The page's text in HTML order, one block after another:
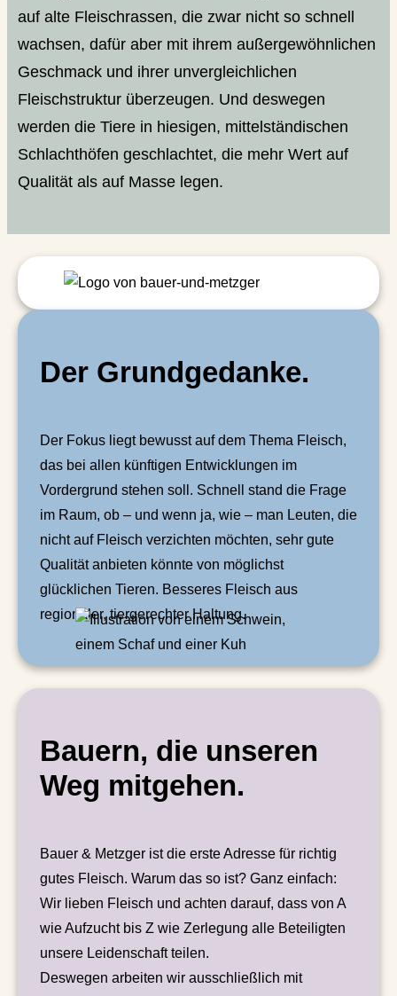
auf alte Fleischrassen, die zwar nicht so schnell
wachsen, dafür aber mit ihrem außergewöhnlichen
Geschmack und ihrer unvergleichlichen
Fleischstruktur überzeugen. Und deswegen
werden die Tiere in hiesigen, mittelständischen
Schlachthöfen geschlachtet, die mehr Wert auf
Qualität als auf Masse legen.
Der Grundgedanke.
Der Fokus liegt bewusst auf dem Thema Fleisch,
das bei allen künftigen Entwicklungen im
Vordergrund stehen soll. Schnell stand die Frage
im Raum, ob – und wenn ja, wie – man Leuten, die
nicht auf Fleisch verzichten möchten, sehr gute
Qualität anbieten könnte von möglichst
glücklichen Tieren. Besseres Fleisch aus
regionaler, tiergerechter Haltung.
Bauern, die unseren
Weg mitgehen.
Bauer & Metzger ist die erste Adresse für richtig
gutes Fleisch. Warum das so ist? Ganz einfach:
Wir lieben Fleisch und achten darauf, dass von A
wie Aufzucht bis Z wie Zerlegung alle Beteiligten
unsere Leidenschaft teilen.
Deswegen arbeiten wir ausschließlich mit